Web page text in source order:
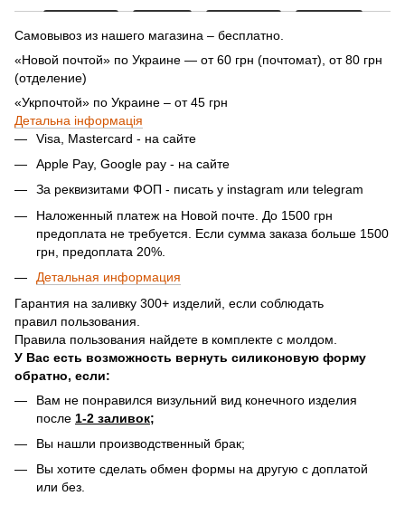
Самовывоз из нашего магазина – бесплатно.
«Новой почтой» по Украине — от 60 грн (почтомат), от 80 грн
(отделение)
«Укрпочтой» по Украине – от 45 грн
Детальна інформація
Visa, Mastercard - на сайте
Apple Pay, Google pay - на сайте
За реквизитами ФОП - писать у instagram или telegram
Наложенный платеж на Новой почте. До 1500 грн
предоплата не требуется. Если сумма заказа больше 1500
грн, предоплата 20%.
Детальная информация
Гарантия на заливку 300+ изделий, если соблюдать
правил пользования.
Правила пользования найдете в комплекте с молдом.
У Вас есть возможность вернуть силиконовую форму
обратно, если:
Вам не понравился визульний вид конечного изделия
после 1-2 заливок;
Вы нашли производственный брак;
Вы хотите сделать обмен формы на другую с доплатой
или без.